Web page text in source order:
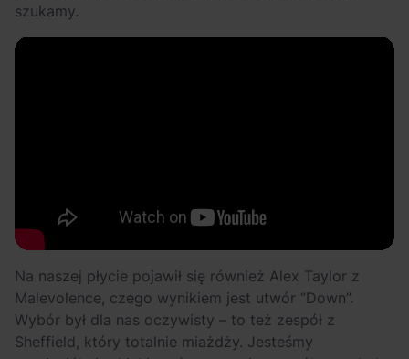
szukamy.
Na naszej płycie pojawił się również Alex Taylor z
Malevolence, czego wynikiem jest utwór “Down”.
Wybór był dla nas oczywisty – to też zespół z
Sheffield, który totalnie miażdży. Jesteśmy